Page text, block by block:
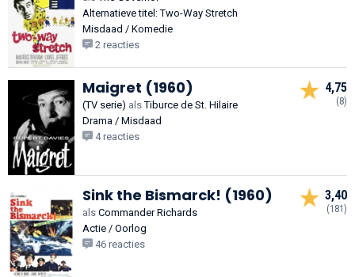
Alternatieve titel: Two-Way Stretch
Misdaad / Komedie
2 reacties
Maigret (1960)
(TV serie) alsTiburce de St. Hilaire
Drama / Misdaad
4 reacties
4,75
(8)
Sink the Bismarck! (1960)
als Commander Richards
Actie / Oorlog
46 reacties
3,40
(181)